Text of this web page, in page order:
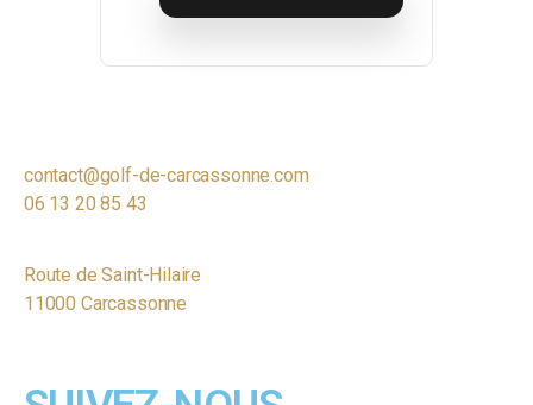
contact@golf-de-carcassonne.com
06 13 20 85 43
Route de Saint-Hilaire
11000 Carcassonne